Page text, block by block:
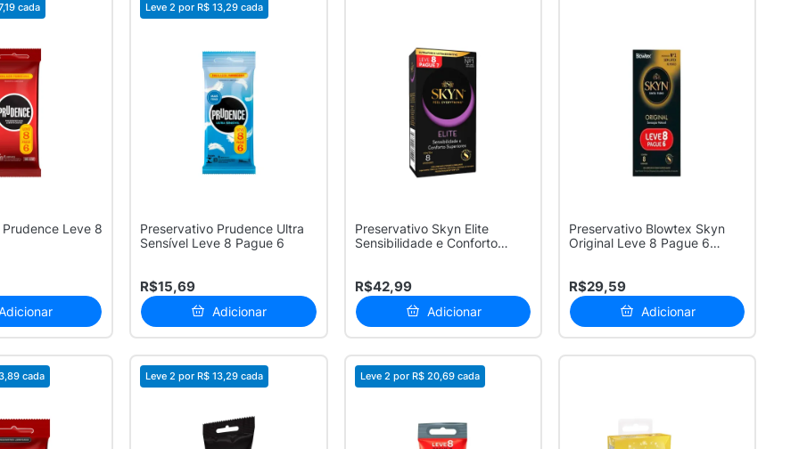
cada
Leve 8
Leve 2 por R$ 13,29 cada
Preservativo Prudence Ultra
Sensível Leve 8 Pague 6
R$15,69
Adicionar
Preservativo Skyn Elite
Sensibilidade e Conforto
R$42,99
Adicionar
Preservativo Blowtex Skyn
Original Leve 8 Pague 6
R$29,59
Adicionar
cada Leve 2 por R$ 13,29 cada Leve 2 por R$ 20,69 cada